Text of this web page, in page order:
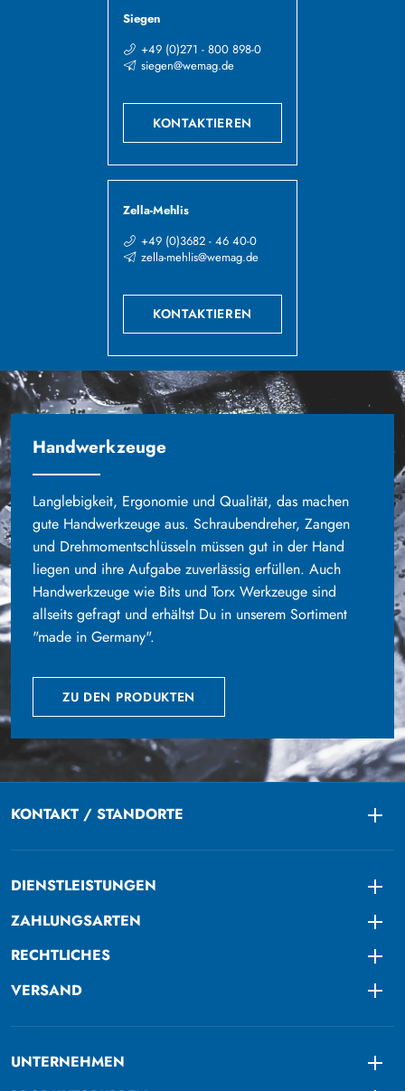
Siegen
+49 (0)271 - 800 898-0
siegen@wemag.de
KONTAKTIEREN
Zella-Mehlis
+49 (0)3682 - 46 40-0
zella-mehlis@wemag.de
KONTAKTIEREN
Handwerkzeuge
Langlebigkeit, Ergonomie und Qualität, das machen
gute Handwerkzeuge aus. Schraubendreher, Zangen
und Drehmomentschlüsseln müssen gut in der Hand
liegen und ihre Aufgabe zuverlässig erfüllen. Auch
Handwerkzeuge wie Bits und Torx Werkzeuge sind
allseits gefragt und erhältst Du in unserem Sortiment
"made in Germany".
ZU DEN PRODUKTEN
KONTAKT / STANDORTE
DIENSTLEISTUNGEN
ZAHLUNGSARTEN
RECHTLICHES
VERSAND
UNTERNEHMEN